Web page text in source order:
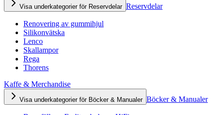
Visa underkategorier för Reservdelar Reservdelar
Renovering av gummihjul
Silikonvätska
Lenco
Skallampor
Rega
Thorens
Kaffe & Merchandise
Visa underkategorier för Böcker & Manualer Böcker & Manualer